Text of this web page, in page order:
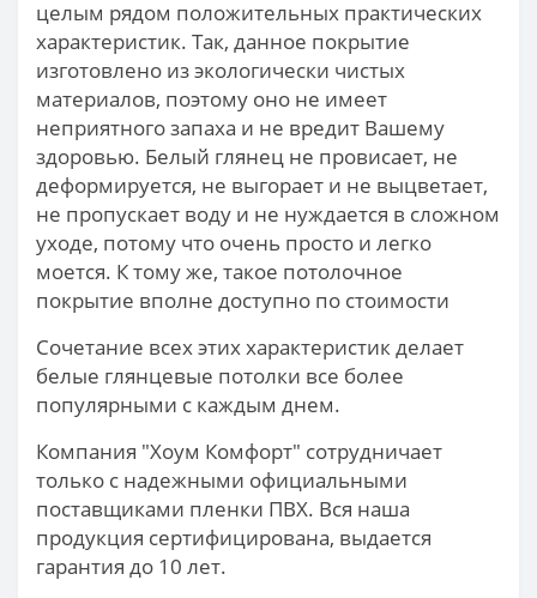
целым рядом положительных практических
характеристик. Так, данное покрытие
изготовлено из экологически чистых
материалов, поэтому оно не имеет
неприятного запаха и не вредит Вашему
здоровью. Белый глянец не провисает, не
деформируется, не выгорает и не выцветает,
не пропускает воду и не нуждается в сложном
уходе, потому что очень просто и легко
моется. К тому же, такое потолочное
покрытие вполне доступно по стоимости
Сочетание всех этих характеристик делает
белые глянцевые потолки все более
популярными с каждым днем.
Компания "Хоум Комфорт" сотрудничает
только с надежными официальными
поставщиками пленки ПВХ. Вся наша
продукция сертифицирована, выдается
гарантия до 10 лет.